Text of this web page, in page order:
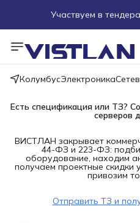
Пуско-
Более 100 000
КолумбусЭлектроника
Есть спецификация или ТЗ?
серверов
ВИСТЛАН закрывает
44-ФЗ и 223-ФЗ:
оборудование, находим
получаем проектные скидки
привозим
Отправить ТЗ и